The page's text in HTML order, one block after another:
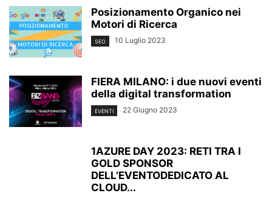
Posizionamento Organico nei
Motori di Ricerca
SEO 10 Luglio 2023
FIERA MILANO: i due nuovi eventi
della digital transformation
EVENTI 22 Giugno 2023
1AZURE DAY 2023: RETI TRA I
GOLD SPONSOR
DELL’EVENTODEDICATO AL
CLOUD...